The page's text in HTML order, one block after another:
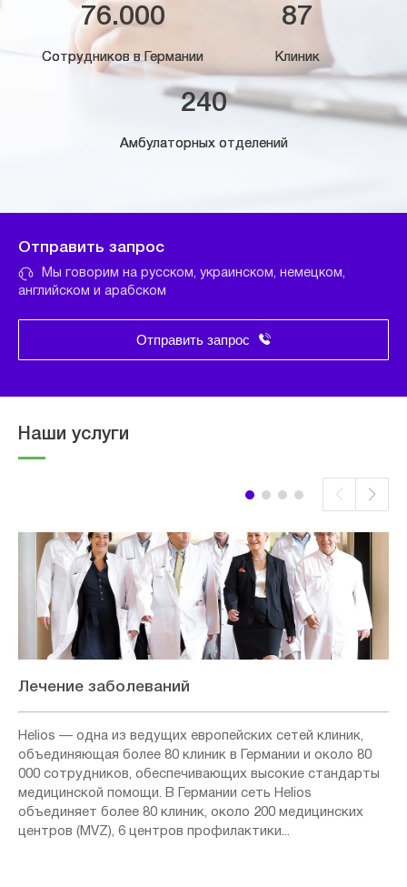
76.000
Сотрудников в Германии
87
Клиник
240
Амбулаторных отделений
Отправить запрос
Мы говорим на русском, украинском, немецком,
английском и арабском
Отправить запрос
Наши услуги
Лечение заболеваний
Helios — одна из ведущих европейских сетей клиник,
объединяющая более 80 клиник в Германии и около 80
000 сотрудников, обеспечивающих высокие стандарты
медицинской помощи. В Германии сеть Helios
объединяет более 80 клиник, около 200 медицинских
центров (MVZ), 6 центров профилактики...